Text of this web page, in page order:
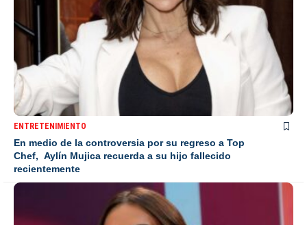
ENTRETENIMIENTO
En medio de la controversia por su regreso a Top
Chef, Aylín Mujica recuerda a su hijo fallecido
recientemente